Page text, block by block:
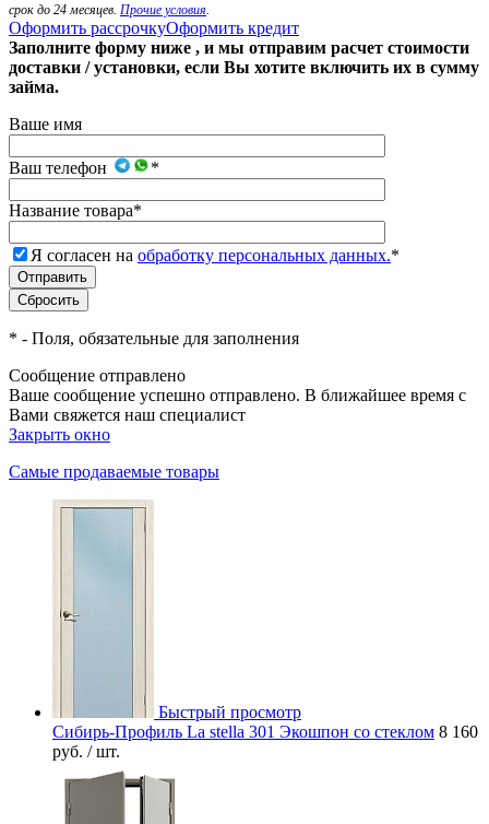
срок до 24 месяцев. Прочие условия.
Оформить рассрочкуОформить кредит
Заполните форму ниже , и мы отправим расчет стоимости
доставки / установки, если Вы хотите включить их в сумму
займа.
Ваше имя
Ваш телефон *
Название товара*
Я согласен на обработку персональных данных.*
* - Поля, обязательные для заполнения
Сообщение отправлено
Ваше сообщение успешно отправлено. В ближайшее время с
Вами свяжется наш специалист
Закрыть окно
Самые продаваемые товары
Быстрый просмотр
Сибирь-Профиль La stella 301 Экошпон со стеклом 8 160
руб. / шт.